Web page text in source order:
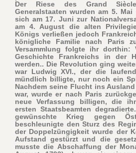
Der Riese des Grand
Generalstaaten wurden am 5.
sich am 17. Juni zur
am 4. August die alten
Königs verließen jedoch
königliche Familie nach Paris
Versammlung folgte ihr
Geschichte Frankreichs in der
werden.. Die Revolution ging
war Ludwig XVI., der die
mündlich billigte, nur noch ein
Nachdem seine Flucht ins
war, wurde er nach Paris
neue Verfassung billigen, die
ersten Staatsbeamten
gewünschte Krieg gegen
beschleunigte den Sturz des
der Doppelzüngigkeit wurde der
Aufstand gestürzt und die
musste die Abschaffung der